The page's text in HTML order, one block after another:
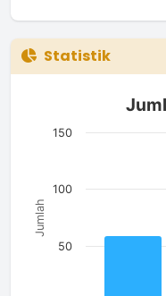
Statistik
Jumlah Penduduk
Bar chart with 3 bars.
The chart has 1 X
Jumlah
50
100
150